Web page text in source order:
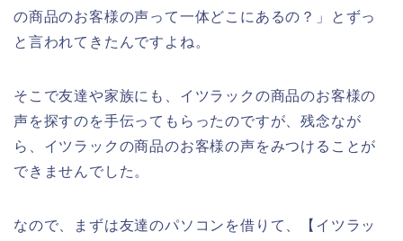
の商品のお客様の声って一体どこにあるの？」とずっ
と言われてきたんですよね。
そこで友達や家族にも、イツラックの商品のお客様の
声を探すのを手伝ってもらったのですが、残念なが
ら、イツラックの商品のお客様の声をみつけることが
できませんでした。
なので、まずは友達のパソコンを借りて、【イツラッ